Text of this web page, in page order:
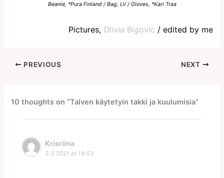
Beanie, *Pura Finland / Bag, LV / Gloves, *Kari Traa
Pictures, Olivia Bigovic / edited by me
PREVIOUS NEXT
10 thoughts on “Talven käytetyin takki ja kuulumisia”
Krisriina
3.3.2021 at 14:53